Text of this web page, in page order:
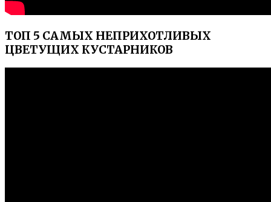
ТОП 5 САМЫХ НЕПРИХОТЛИВЫХ
ЦВЕТУЩИХ КУСТАРНИКОВ